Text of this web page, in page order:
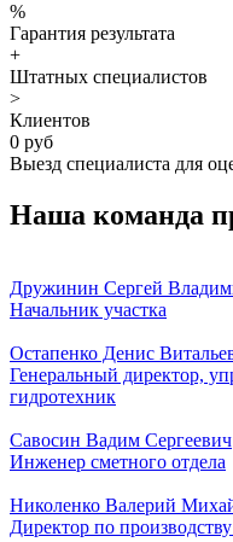
%
Гарантия результата
+
Штатных специалистов
>
Клиентов
0 руб
Выезд специалиста для
Наша команда
Дружинин Сергей
Начальник участка
Остапенко Денис
Генеральный директор,
гидротехник
Савосин Вадим Сергеевич
Инженер сметного отдела
Николенко Валерий
Директор по